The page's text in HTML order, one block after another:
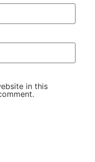
in this